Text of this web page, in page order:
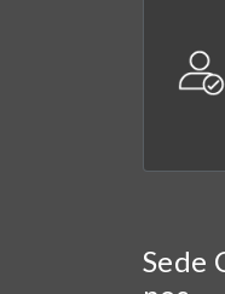
Sede